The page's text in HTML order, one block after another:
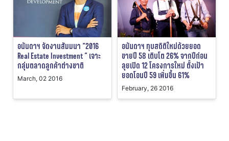
อนันดาฯ จัดงานสัมมนา “2016
Real Estate Investment ” เจาะ
กลุ่มตลาดลูกค้าต่างชาติ
March, 02 2016
อนันดาฯ ทุบสถิติใหม่ด้วยยอด
ขายปี 58 เติบโต 26% จากปีก่อน
ลุยเปิด 12 โครงการใหม่ ตั้งเป้า
ยอดโอนปี 59 เพิ่มขึ้น 61%
February, 26 2016